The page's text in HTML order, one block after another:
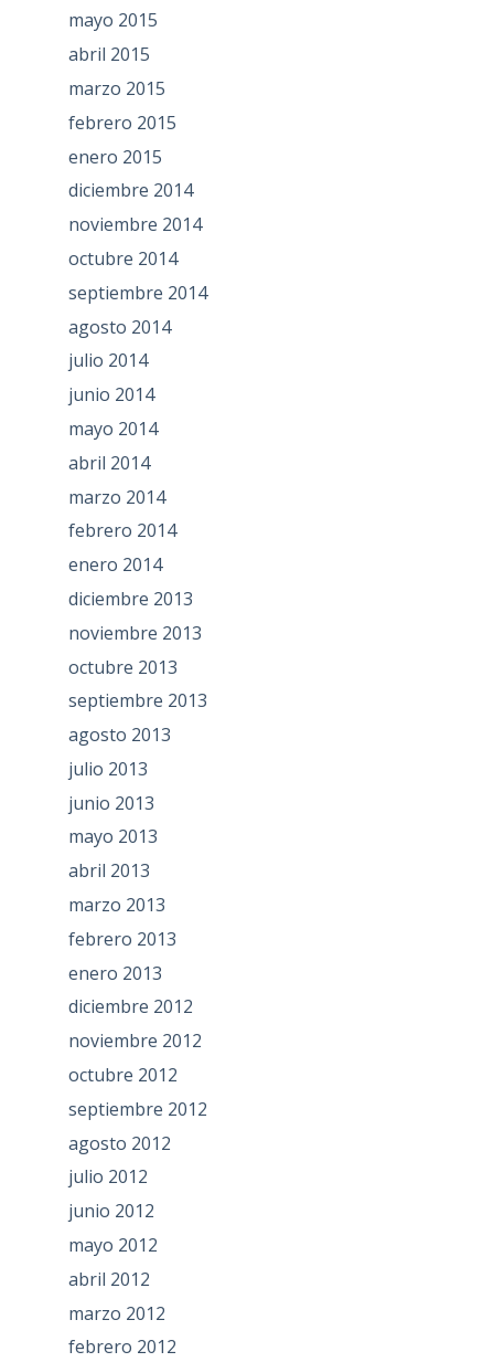
mayo 2015
abril 2015
marzo 2015
febrero 2015
enero 2015
diciembre 2014
noviembre 2014
octubre 2014
septiembre 2014
agosto 2014
julio 2014
junio 2014
mayo 2014
abril 2014
marzo 2014
febrero 2014
enero 2014
diciembre 2013
noviembre 2013
octubre 2013
septiembre 2013
agosto 2013
julio 2013
junio 2013
mayo 2013
abril 2013
marzo 2013
febrero 2013
enero 2013
diciembre 2012
noviembre 2012
octubre 2012
septiembre 2012
agosto 2012
julio 2012
junio 2012
mayo 2012
abril 2012
marzo 2012
febrero 2012